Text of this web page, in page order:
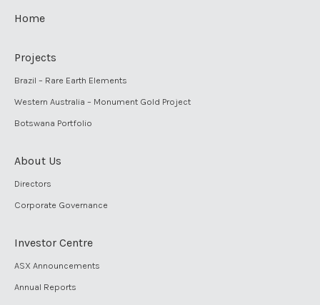
Home
Projects
Brazil – Rare Earth Elements
Western Australia – Monument Gold Project
Botswana Portfolio
About Us
Directors
Corporate Governance
Investor Centre
ASX Announcements
Annual Reports